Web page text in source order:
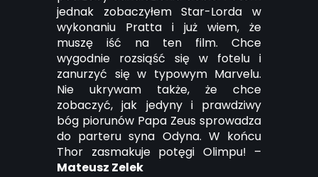
jednak zobaczyłem Star-Lorda w
wykonaniu Pratta i już wiem, że
muszę iść na ten film. Chce
wygodnie rozsiąść się w fotelu i
zanurzyć się w typowym Marvelu.
Nie ukrywam także, że chce
zobaczyć, jak jedyny i prawdziwy
bóg piorunów Papa Zeus sprowadza
do parteru syna Odyna. W końcu
Thor zasmakuje potęgi Olimpu! –
Mateusz Zelek